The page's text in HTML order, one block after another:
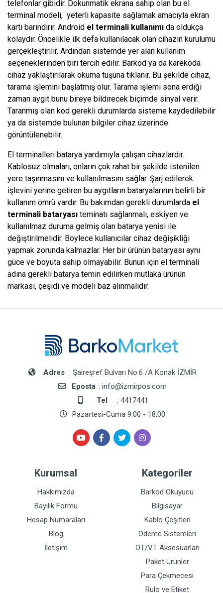
telefonlar gibidir. Dokunmatik ekrana sahip olan bu el
terminal modeli, yeterli kapasite sağlamak amacıyla ekran
kartı barındırır. Android el terminali kullanımı da oldukça
kolaydır. Öncelikle ilk defa kullanılacak olan cihazın kurulumu
gerçekleştirilir. Ardından sistemde yer alan kullanım
seçeneklerinden biri tercih edilir. Barkod ya da karekoda
cihaz yaklaştırılarak okuma tuşuna tıklanır. Bu şekilde cihaz,
tarama işlemini başlatmış olur. Tarama işlemi sona erdiği
zaman aygıt bunu bireye bildirecek biçimde sinyal verir.
Taranmış olan kod gerekli durumlarda sisteme kaydedilebilir
ya da sistemde bulunan bilgiler cihaz üzerinde
görüntülenebilir.
El terminalleri batarya yardımıyla çalışan cihazlardır.
Kablosuz olmaları, onların çok rahat bir şekilde istenilen
yere taşınmasını ve kullanılmasını sağlar. Şarj edilerek
işlevini yerine getiren bu aygıtların bataryalarının belirli bir
kullanım ömrü vardır. Bu bakımdan gerekli durumlarda el
terminali bataryası teminatı sağlanmalı, eskiyen ve
kullanılmaz duruma gelmiş olan batarya yenisi ile
değiştirilmelidir. Böylece kullanıcılar cihaz değişikliği
yapmak zorunda kalmazlar. Her bir ürünün bataryası aynı
güce ve boyuta sahip olmayabilir. Bunun için el terminali
adına gerekli batarya temin edilirken mutlaka ürünün
markası, çeşidi ve modeli baz alınmalıdır.
Adres : Şaireşref Bulvarı No:6 /A Konak İZMİR
Eposta : info@izmirpos.com
Tel
: 4417441
Pazartesi-Cuma 9:00 - 18:00
Kurumsal
Hakkımızda
Bayilik Formu
Hesap Numaraları
Blog
İletişim
Kategoriler
Barkod Okuyucu
Bilgisayar
Kablo Çeşitleri
Ödeme Sistemleri
OT/VT Aksesuarları
Paket Ürünler
Para Çekmecesi
Rulo ve Etiket